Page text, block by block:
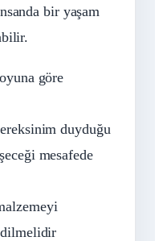
bir yaşam
göre
duyduğu
mesafede